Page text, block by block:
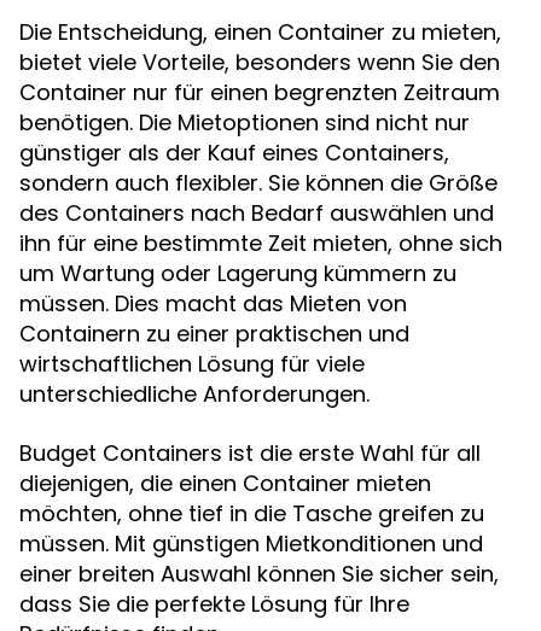
Die Entscheidung, einen Container zu mieten,
bietet viele Vorteile, besonders wenn Sie den
Container nur für einen begrenzten Zeitraum
benötigen. Die Mietoptionen sind nicht nur
günstiger als der Kauf eines Containers,
sondern auch flexibler. Sie können die Größe
des Containers nach Bedarf auswählen und
ihn für eine bestimmte Zeit mieten, ohne sich
um Wartung oder Lagerung kümmern zu
müssen. Dies macht das Mieten von
Containern zu einer praktischen und
wirtschaftlichen Lösung für viele
unterschiedliche Anforderungen.
Budget Containers ist die erste Wahl für all
diejenigen, die einen Container mieten
möchten, ohne tief in die Tasche greifen zu
müssen. Mit günstigen Mietkonditionen und
einer breiten Auswahl können Sie sicher sein,
dass Sie die perfekte Lösung für Ihre